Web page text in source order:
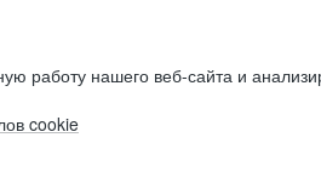
работу нашего веб-сайта и
cookie